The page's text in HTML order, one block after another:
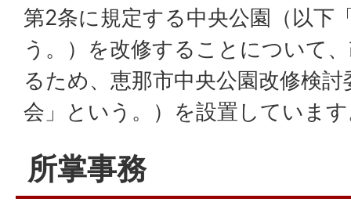
第2条に規定する中央公園（以下
う。）を改修することについて
るため、恵那市中央公園改修検
会」という。）を設置していま
所掌事務